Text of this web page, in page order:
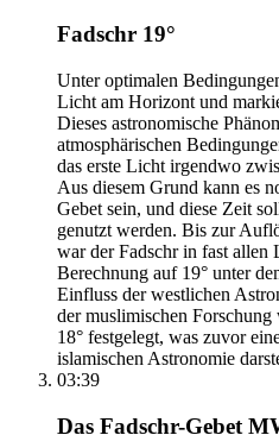
Fadschr 19°
Unter optimalen
Licht am Horizont und
Dieses astronomische
atmosphärischen
das erste Licht irgendwo
Aus diesem Grund kann es
Gebet sein, und diese Zeit
genutzt werden. Bis zur
war der Fadschr in fast allen
Berechnung auf 19° unter
Einfluss der westlichen
der muslimischen
18° festgelegt, was zuvor
islamischen Astronomie
03:39
Das Fadschr-Gebet